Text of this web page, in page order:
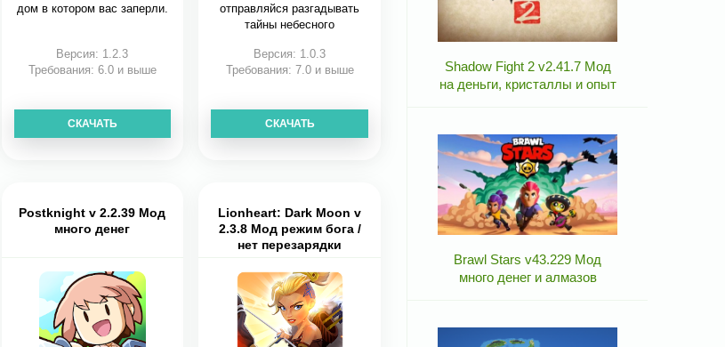
дом в котором вас заперли.
Версия: 1.2.3
Требования: 6.0 и выше
СКАЧАТЬ
отправляйся разгадывать
тайны небесного
Версия: 1.0.3
Требования: 7.0 и выше
СКАЧАТЬ
Postknight v 2.2.39 Мод
много денег
Lionheart: Dark Moon v
2.3.8 Мод режим бога /
нет перезарядки
Shadow Fight 2 v2.41.7 Мод
на деньги, кристаллы и опыт
Brawl Stars v43.229 Мод
много денег и алмазов